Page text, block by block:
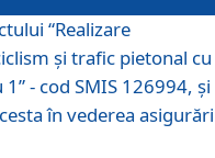
“Realizare
şi trafic pietonal cu
- cod SMIS 126994, și
în vederea